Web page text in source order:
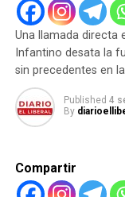
Cambios
decisión de
Las Vegas
la
habría
Una llamada directa
Infantino desata la
sin precedentes en
Published 4
By
Compartir